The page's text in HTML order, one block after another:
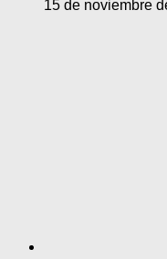
15 de noviembre